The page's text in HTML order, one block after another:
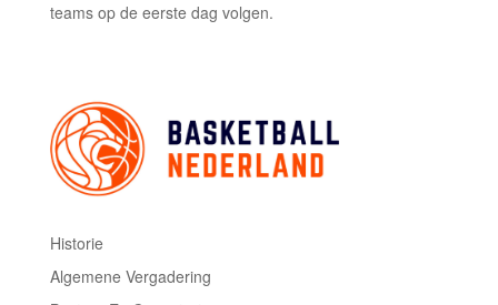
teams op de eerste dag volgen.
Historie
Algemene Vergadering